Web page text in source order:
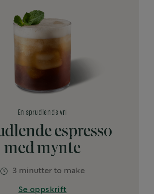
espresso
med mynte
En sprudlende vri
3 minutter to make
Se oppskrift